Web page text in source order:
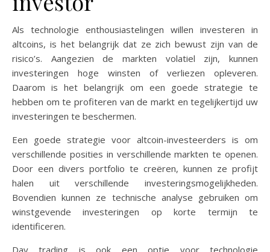
Als technologie enthousiastelingen willen investeren in
altcoins, is het belangrijk dat ze zich bewust zijn van de
risico’s. Aangezien de markten volatiel zijn, kunnen
investeringen hoge winsten of verliezen opleveren.
Daarom is het belangrijk om een goede strategie te
hebben om te profiteren van de markt en tegelijkertijd uw
investeringen te beschermen.
Een goede strategie voor altcoin-investeerders is om
verschillende posities in verschillende markten te openen.
Door een divers portfolio te creëren, kunnen ze profijt
halen uit verschillende investeringsmogelijkheden.
Bovendien kunnen ze technische analyse gebruiken om
winstgevende investeringen op korte termijn te
identificeren.
Day trading is ook een optie voor technologie